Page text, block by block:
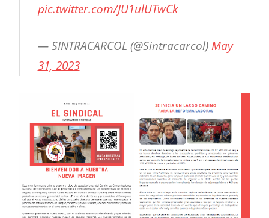
pic.twitter.com/JU1ulUTwCk
— SINTRACARCOL (@Sintracarcol) May
31, 2023